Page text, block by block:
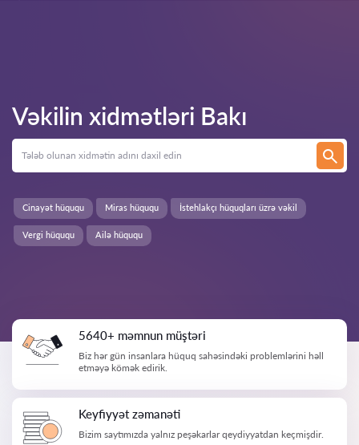
Vəkilin xidmətləri Bakı
Ailə hüququ
Cinayət hüququ Miras hüququ İstehlakçı hüquqları üzrə vəkil
Vergi hüququ
5640+ məmnun müştəri
Biz hər gün insanlara hüquq sahəsindəki problemlərini həll
etməyə kömək edirik.
Keyfiyyət zəmanəti
Bizim saytımızda yalnız peşəkarlar qeydiyyatdan keçmişdir.